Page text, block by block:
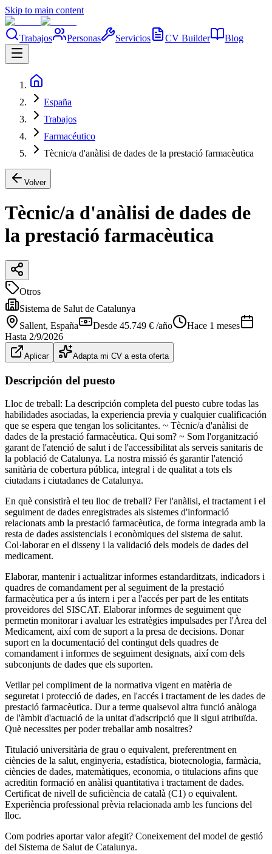
Skip to main content
Trabajos Personas Servicios CV Builder Blog
España
Trabajos
Farmacéutico
Tècnic/a d'anàlisi de dades de la prestació farmacèutica
Volver
Tècnic/a d'anàlisi de dades de
la prestació farmacèutica
Otros
Sistema de Salut de Catalunya
Sallent, España Desde 45.749 € /año
Hace 1 meses
Hasta 2/9/2026
Aplicar Adapta mi CV a esta oferta
Descripción del puesto
Lloc de treball: La descripción completa del puesto cubre todas las
habilidades asociadas, la experiencia previa y cualquier cualificación
que se espera que tengan los solicitantes. ~ Tècnic/a d'anàlisi de
dades de la prestació farmacèutica. Qui som? ~ Som l'organització
garant de l'atenció de salut i de l'accessibilitat als serveis sanitaris de
la població de Catalunya. La nostra missió és garantir l'atenció
sanitària de cobertura pública, integral i de qualitat a tots els
ciutadans i ciutadanes de Catalunya.
En què consistirà el teu lloc de treball? Fer l'anàlisi, el tractament i el
seguiment de dades enregistrades als sistemes d'informació
relacionats amb la prestació farmacèutica, de forma integrada amb la
resta de dades assistencials i econòmiques del sistema de salut.
Col·laborar en el disseny i la validació dels models de dades del
medicament.
Elaborar, mantenir i actualitzar informes estandarditzats, indicadors i
quadres de comandament per al seguiment de la prestació
farmacèutica per a ús intern i per a l'accés per part de les entitats
proveïdores del SISCAT. Elaborar informes de seguiment que
permetin monitorar i avaluar les estratègies impulsades per l'Àrea del
Medicament, així com de suport a la presa de decisions. Donar
suport en la documentació del contingut dels quadres de
comandament i informes de seguiment designats, així com dels
subconjunts de dades que els suporten.
Vetllar pel compliment de la normativa vigent en matèria de
seguretat i protecció de dades, en l'accés i tractament de les dades de
prestació farmacèutica. Dur a terme qualsevol altra funció anàloga
de l'àmbit d'actuació de la unitat d'adscripció que li sigui atribuïda.
Què necessites per poder treballar amb nosaltres?
Titulació universitària de grau o equivalent, preferentment en
ciències de la salut, enginyeria, estadística, biotecnologia, farmàcia,
ciències de dades, matemàtiques, economia, o titulacions afins que
acreditin formació en anàlisi quantitativa i tractament de dades.
Certificat de nivell de suficiència de català (C1) o equivalent.
Experiència professional prèvia relacionada amb les funcions del
lloc.
Com podries aportar valor afegit? Coneixement del model de gestió
del Sistema de Salut de Catalunya.